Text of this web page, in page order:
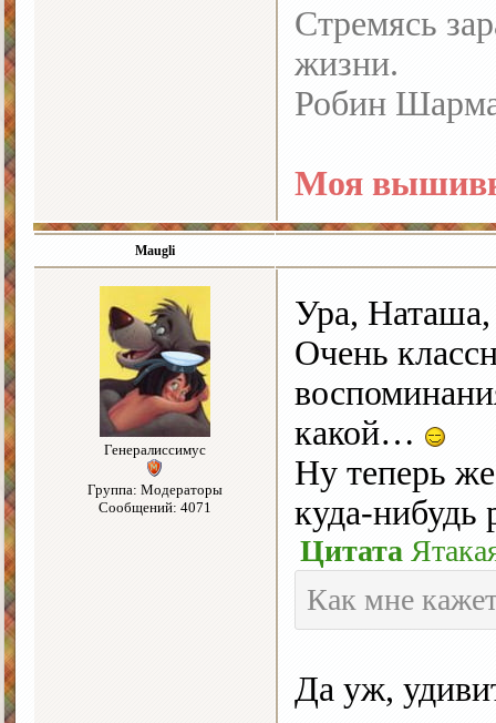
Стремясь
жизни.
Робин
Моя
Maugli
Генералиссимус
Группа: Модераторы
Сообщений: 4071
Ура,
Очень
какой…
Ну теперь
куда-нибудь
Цитата
Как мне
Да уж,